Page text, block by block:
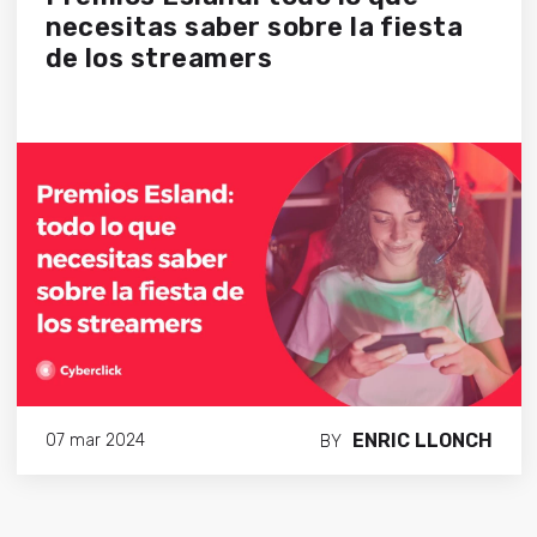
necesitas saber sobre la fiesta
de los streamers
07 mar 2024 BY ENRIC LLONCH